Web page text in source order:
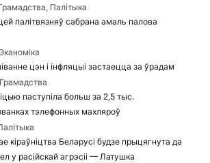
Палітыка
палітвязняў сабрана амаль палова
цэн і інфляцыі застаецца за ўрадам
Грамадства
паступіла больш за 2,5 тыс.
тэлефонных махляроў
кіраўніцтва Беларусі будзе прыцягнута да
у расійскай агрэсіі — Латушка